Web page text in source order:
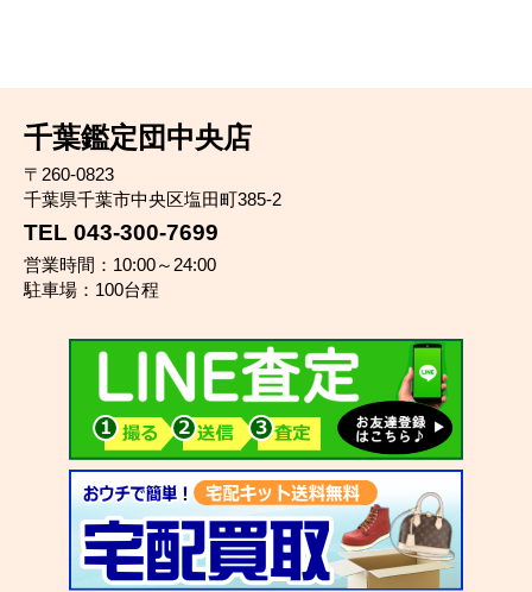
千葉鑑定団中央店
〒260-0823
千葉県千葉市中央区塩田町385-2
TEL 043-300-7699
営業時間：10:00～24:00
駐車場：100台程